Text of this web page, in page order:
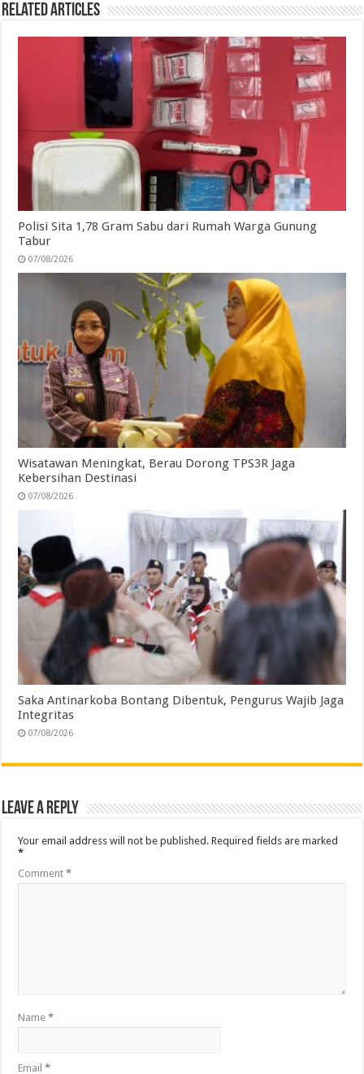
Related Articles
Polisi Sita 1,78 Gram Sabu dari Rumah Warga Gunung
Tabur
07/08/2026
Wisatawan Meningkat, Berau Dorong TPS3R Jaga
Kebersihan Destinasi
07/08/2026
Saka Antinarkoba Bontang Dibentuk, Pengurus Wajib Jaga
Integritas
07/08/2026
Leave a Reply
Your email address will not be published. Required fields are marked
*
Comment*
Name*
Email*